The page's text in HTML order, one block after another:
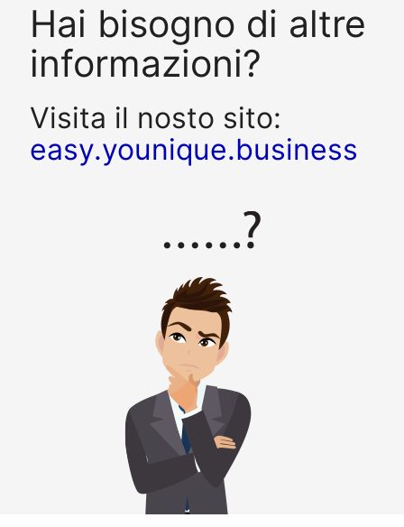
Hai bisogno di altre
informazioni?
Visita il nosto sito:
easy.younique.business